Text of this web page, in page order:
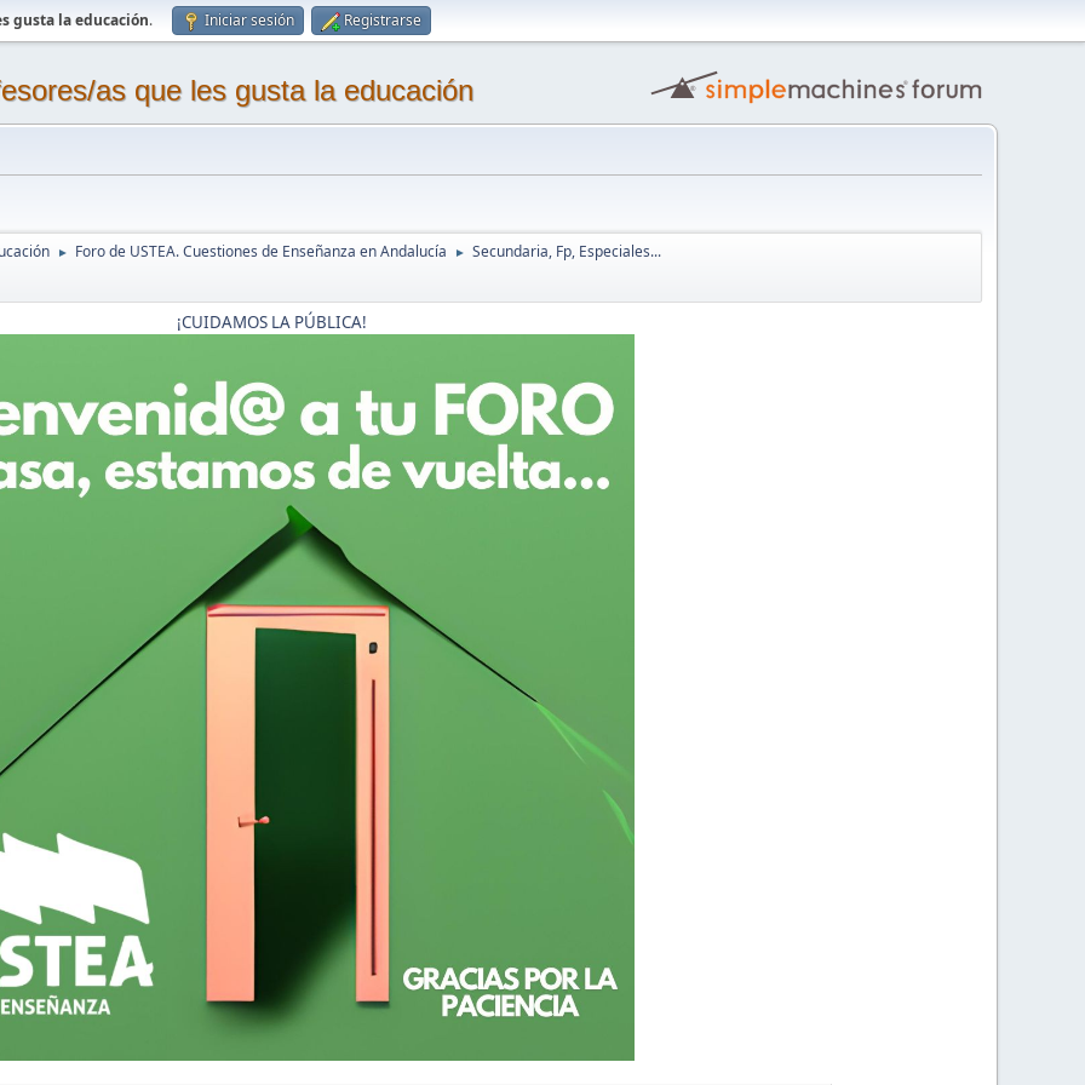
gusta la educación. Iniciar sesión Registrarse
as que les gusta la educación
► Foro de USTEA. Cuestiones de Enseñanza en Andalucía ► Secundaria, Fp, Especiales...
¡CUIDAMOS LA PÚBLICA!